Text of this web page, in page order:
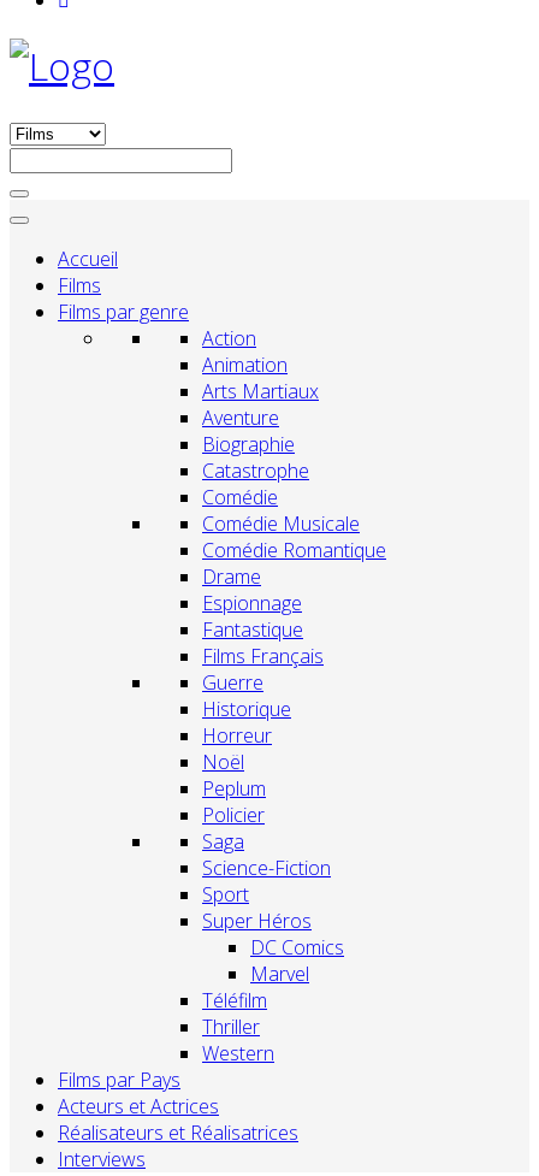
Accueil
Films
Films par genre
Action
Animation
Arts Martiaux
Aventure
Biographie
Catastrophe
Comédie
Comédie Musicale
Comédie Romantique
Drame
Espionnage
Fantastique
Films Français
Guerre
Historique
Horreur
Noël
Peplum
Policier
Saga
Science-Fiction
Sport
Super Héros
DC Comics
Marvel
Téléfilm
Thriller
Western
Films par Pays
Acteurs et Actrices
Réalisateurs et Réalisatrices
Interviews